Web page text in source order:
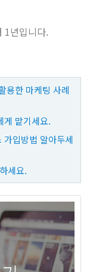
1년입니다.
용한 마케팅 사례
게 맡기세요.
가입방법 알아두세
세요.